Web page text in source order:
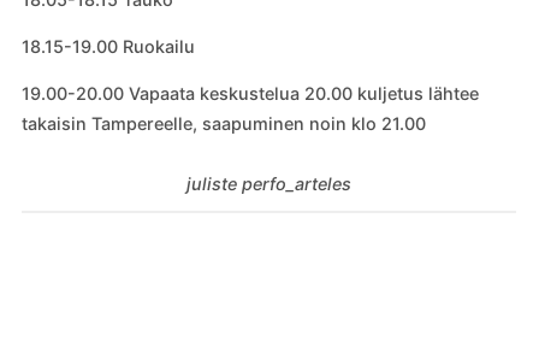
18.15-19.00 Ruokailu
19.00-20.00 Vapaata keskustelua 20.00 kuljetus lähtee
takaisin Tampereelle, saapuminen noin klo 21.00
juliste perfo_arteles